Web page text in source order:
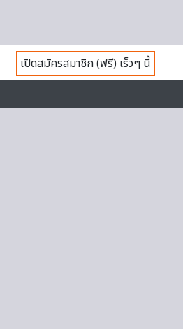
เปิดสมัครสมาชิก (ฟรี) เร็วๆ นี้